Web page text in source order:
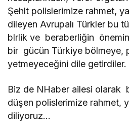
Şehlt polislerimize rahmet,
dileyen Avrupalı Türkler bu
blrlik ve beraberliğin
bir gücün Türkiye bölmeye,
yetmeyeceğini dile getirdiler.
Biz de NHaber ailesi olarak
düşen polislerimize rahmet,
diliyoruz…